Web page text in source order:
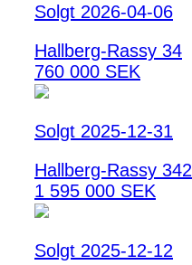
Solgt 2026-04-06
Hallberg-Rassy 34
760 000 SEK
Solgt 2025-12-31
Hallberg-Rassy 342
1 595 000 SEK
Solgt 2025-12-12